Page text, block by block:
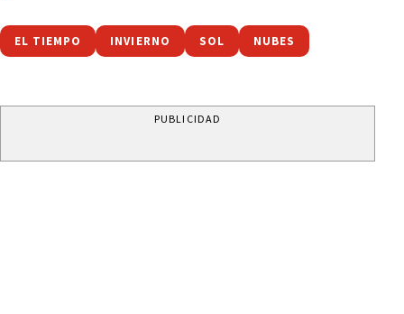
EL TIEMPO INVIERNO SOL NUBES
PUBLICIDAD